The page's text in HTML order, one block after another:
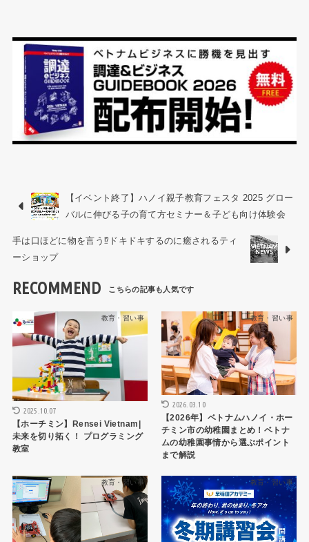
【イベント終了】ハノイ親子教育フェスタ 2025 グロー
バルに伸びる子の育て方セミナー＆子ども向け体験会
手は口ほどに物を言う⁉︎ドキドキするのに癒されるティ
ーショップ
RECOMMEND
教育・習い事
2025.10.07
【ホーチミン】Rensei Vietnam|
未来を切り拓く！ プログラミング
教室
教育・習い事
2026.03.10
【2026年】ベトナムハノイ・ホー
チミン市の幼稚園まとめ！ベトナ
ムの幼稚園事情から選ぶポイント
まで解説
教育・習い事 教育・習い事